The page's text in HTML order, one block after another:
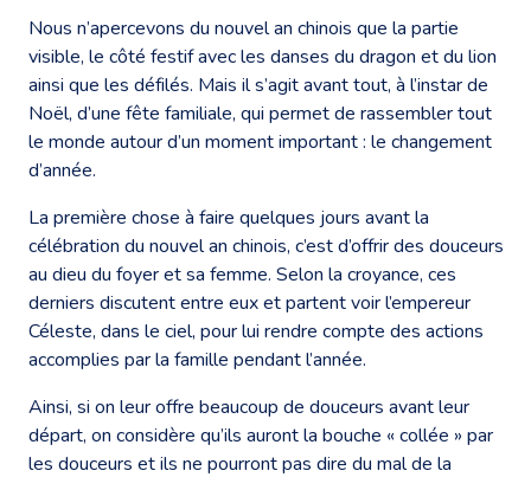
Nous n’apercevons du nouvel an chinois que la partie
visible, le côté festif avec les danses du dragon et du lion
ainsi que les défilés. Mais il s’agit avant tout, à l’instar de
Noël, d’une fête familiale, qui permet de rassembler tout
le monde autour d’un moment important : le changement
d’année.
La première chose à faire quelques jours avant la
célébration du nouvel an chinois, c’est d’offrir des douceurs
au dieu du foyer et sa femme. Selon la croyance, ces
derniers discutent entre eux et partent voir l’empereur
Céleste, dans le ciel, pour lui rendre compte des actions
accomplies par la famille pendant l’année.
Ainsi, si on leur offre beaucoup de douceurs avant leur
départ, on considère qu’ils auront la bouche « collée » par
les douceurs et ils ne pourront pas dire du mal de la